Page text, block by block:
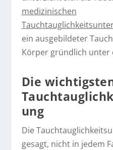
medizinischen
ein ausgebildeter
Körper gründlich unter
Die
ung
Die
gesagt, nicht in jedem